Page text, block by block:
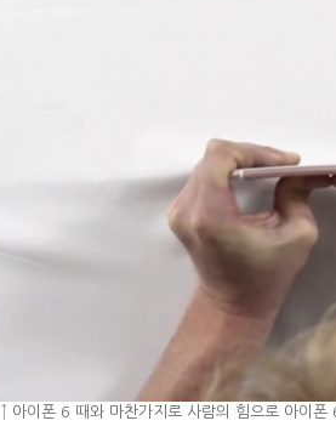
↑ 아이폰 6 때와 마찬가지로 사람의 힘으로 아이